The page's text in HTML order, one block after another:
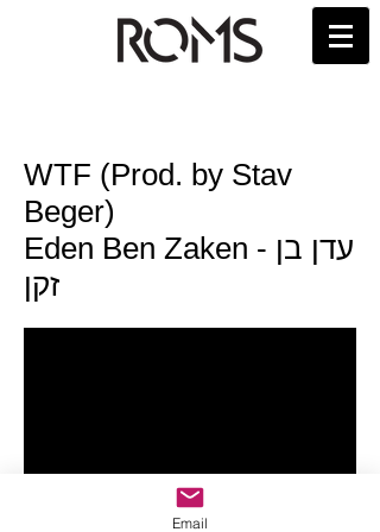
WTF (Prod. by Stav
Beger)
Eden Ben Zaken - עדן בן
זקן
Email